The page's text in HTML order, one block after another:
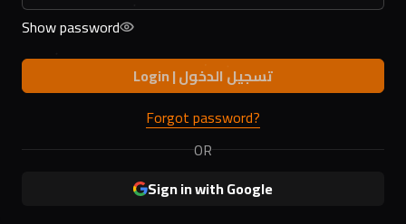
Show password
Login | تسجيل الدخول
Forgot password?
OR
Sign in with Google